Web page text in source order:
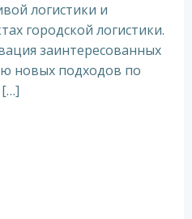
логистики и
городской логистики.
заинтересованных
новых подходов по
[…]